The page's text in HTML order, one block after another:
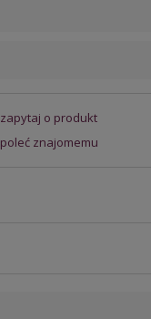
zapytaj o produkt
poleć znajomemu